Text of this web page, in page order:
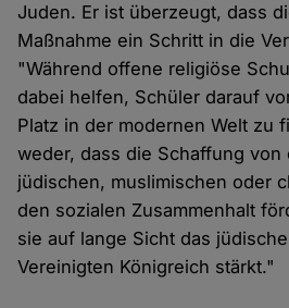
Juden. Er ist überzeugt, dass
Maßnahme ein Schritt in die
"Während offene religiöse
dabei helfen, Schüler darauf
Platz in der modernen Welt zu
weder, dass die Schaffung von
jüdischen, muslimischen oder
den sozialen Zusammenhalt
sie auf lange Sicht das
Vereinigten Königreich stärkt."